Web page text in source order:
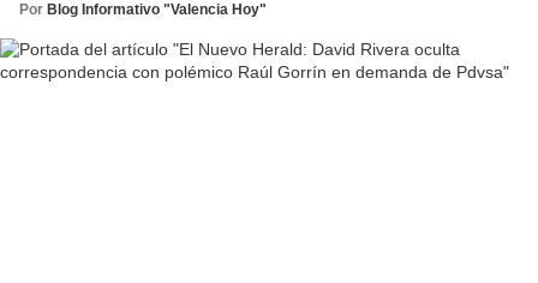
Por Blog Informativo "Valencia Hoy"